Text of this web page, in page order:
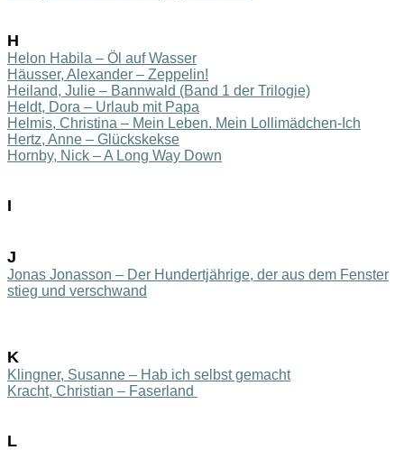
H
He lon Habila – Öl auf Wasser
Häusser, Alexander – Zeppelin!
Heiland, Julie – Bannwald (Band 1 der Trilogie)
Heldt, Dora – Urlaub mit Papa
Helmis, Christina – Mein Leben. Mein Lollimädchen-Ich
Hertz, Anne – Glückskekse
Hornby, Nick – A Long Way Down
I
J
Jonas Jonasson – Der Hundertjährige, der aus dem Fenster
stieg und verschwand
K
Klingner, Susanne – Hab ich selbst gemacht
Kracht, Christian – Faserland
L